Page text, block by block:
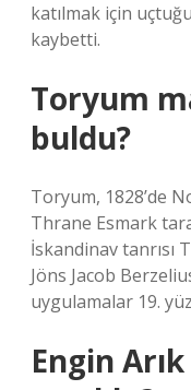
katılmak için
kaybetti.
Toryum
buldu?
Toryum, 1828’de
Thrane Esmark
İskandinav tanrısı
Jöns Jacob
uygulamalar 19.
Engin